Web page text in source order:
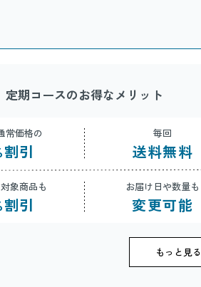
定期コースのお得なメリット
常価格の
割引
毎回
送料無料
象商品も
割引
お届け日や数量も
変更可能
もっと見る